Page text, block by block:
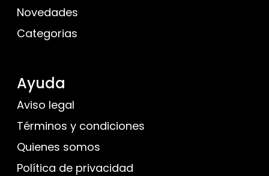
Novedades
Categorias
Ayuda
Aviso legal
Términos y condiciones
Quienes somos
Política de privacidad